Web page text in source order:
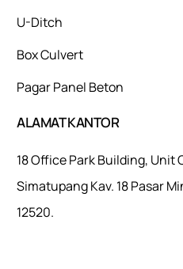
U-Ditch
Box Culvert
Pagar Panel Beton
ALAMAT KANTOR
18 Office Park Building, Unit
Simatupang Kav. 18 Pasar
12520.